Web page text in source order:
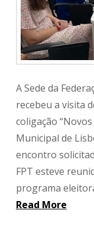
A Sede da
recebeu a visita
coligação
Municipal de
encontro
FPT esteve
programa
Read More